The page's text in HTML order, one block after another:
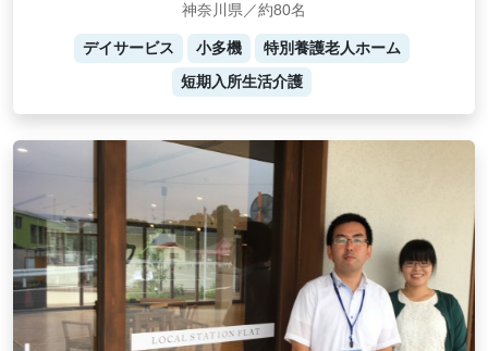
神奈川県／約80名
デイサービス 小多機
特別養護老人ホーム
短期入所生活介護